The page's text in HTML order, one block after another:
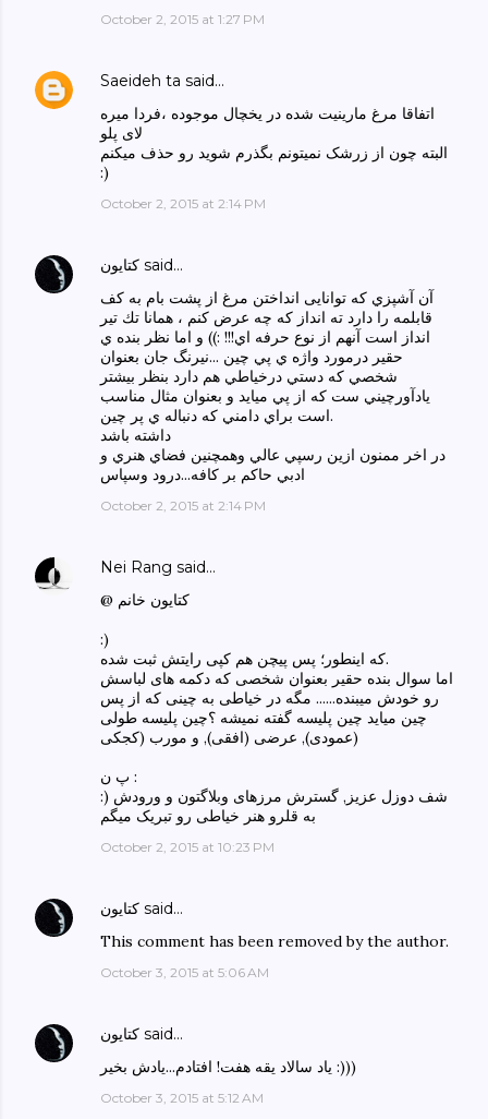
October 2, 2015 at 1:27 PM
Saeideh ta said…
اتفاقا مرغ مارینیت شده در یخچال موجوده ،فردا میره
لای پلو
البته چون از زرشک نمیتونم بگذرم شوید رو حذف میکنم
:)
October 2, 2015 at 2:14 PM
كتايون said…
آن آشپزي كه توانايى انداختن مرغ از پشت بام به كف
قابلمه را دارد ته انداز كه چه عرض كنم ، همانا تك تير
انداز است آنهم از نوع حرفه اي!!! :)) و اما نظر بنده ي
حقير درمورد واژه ي پي چين ...نيرنگ جان بعنوان
شخصي كه دستي درخياطي هم دارد بنظر بيشتر
يادآورچيني ست كه از پي ميايد و بعنوان مثال مناسب
است براي دامني كه دنباله ي پر چين.
داشته باشد
در اخر ممنون ازين رسپي عالي وهمچنين فضاي هنري و
ادبي حاكم بر كافه...درود وسپاس
October 2, 2015 at 2:14 PM
Nei Rang said…
@ كتايون خانم
:)
که اینطور؛ پس پیچن هم کپی رایتش ثبت شده.
اما سوال بنده حقیر بعنوان شخصی که دکمه های لباسش
رو خودش میبنده...... مگه در خیاطی به چینی که از پس
چین میاید چین پلیسه گفته نمیشه ؟چین پلیسه طولی
(عمودی), عرضی (افقی), و مورب (کجکی
پ ن :
:) شف دوزل عزیز, گسترش مرزهای وبلاگتون و ورودش
به قلرو هنر خیاطی رو تبریک میگم
October 2, 2015 at 10:23 PM
كتايون said…
This comment has been removed by the author.
October 3, 2015 at 5:06 AM
كتايون said…
ياد سالاد يقه هفت! افتادم...يادش بخير :)))
October 3, 2015 at 5:12 AM